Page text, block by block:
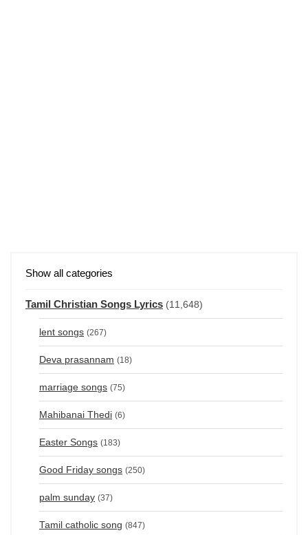
Show all categories
Tamil Christian Songs Lyrics (11,648)
lent songs (267)
Deva prasannam (18)
marriage songs (75)
Mahibanai Thedi (6)
Easter Songs (183)
Good Friday songs (250)
palm sunday (37)
Tamil catholic song (847)